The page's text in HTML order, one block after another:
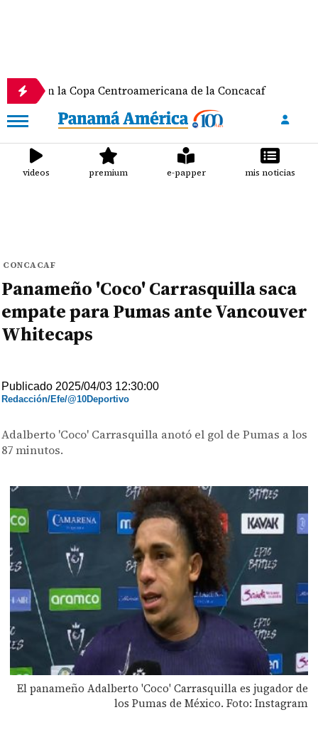
la Copa Centroamericana de la Concacaf
videos premium e-papper mis noticias
CONCACAF
Panameño 'Coco' Carrasquilla saca
empate para Pumas ante Vancouver
Whitecaps
Publicado 2025/04/03 12:30:00
Redacción/Efe/@10Deportivo
Adalberto 'Coco' Carrasquilla anotó el gol de Pumas a los
87 minutos.
El panameño Adalberto 'Coco' Carrasquilla es jugador de
los Pumas de México. Foto: Instagram